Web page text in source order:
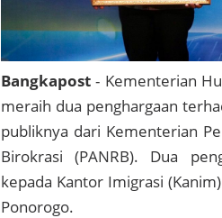
Bangkapost- Kementerian
meraih dua penghargaan
publiknya dari Kementerian
Birokrasi (PANRB). Dua
kepada Kantor Imigrasi
Ponorogo.